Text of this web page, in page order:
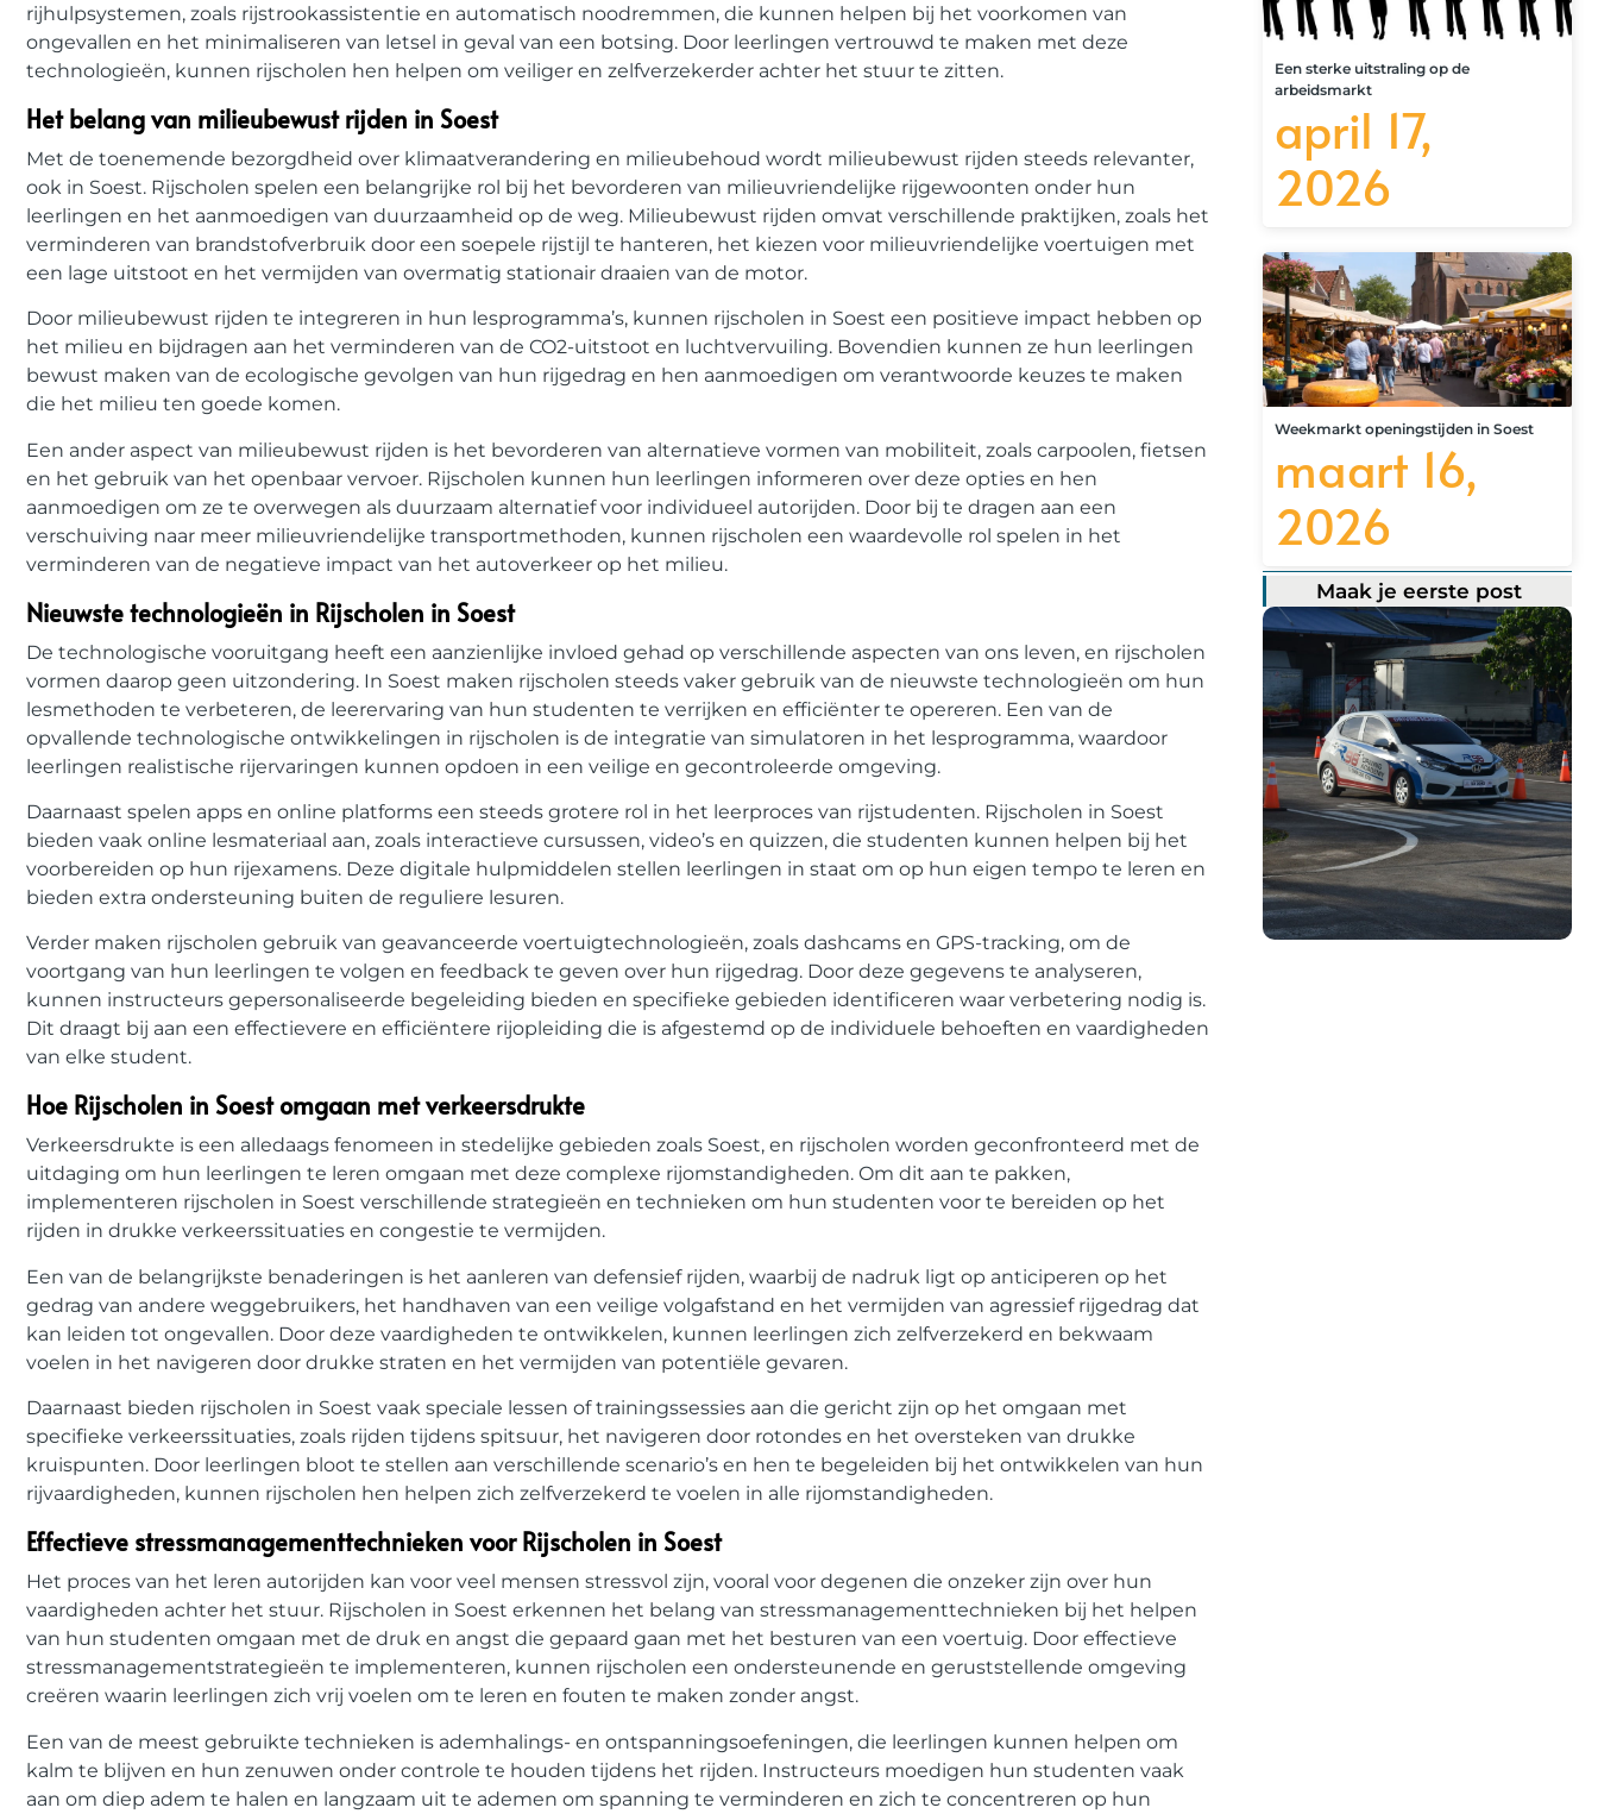
rijhulpsystemen, zoals rijstrookassistentie en automatisch noodremmen, die kunnen helpen bij het voorkomen van
ongevallen en het minimaliseren van letsel in geval van een botsing. Door leerlingen vertrouwd te maken met deze
technologieën, kunnen rijscholen hen helpen om veiliger en zelfverzekerder achter het stuur te zitten.
Het belang van milieubewust rijden in Soest
Met de toenemende bezorgdheid over klimaatverandering en milieubehoud wordt milieubewust rijden steeds relevanter,
ook in Soest. Rijscholen spelen een belangrijke rol bij het bevorderen van milieuvriendelijke rijgewoonten onder hun
leerlingen en het aanmoedigen van duurzaamheid op de weg. Milieubewust rijden omvat verschillende praktijken, zoals het
verminderen van brandstofverbruik door een soepele rijstijl te hanteren, het kiezen voor milieuvriendelijke voertuigen met
een lage uitstoot en het vermijden van overmatig stationair draaien van de motor.
Door milieubewust rijden te integreren in hun lesprogramma’s, kunnen rijscholen in Soest een positieve impact hebben op
het milieu en bijdragen aan het verminderen van de CO2-uitstoot en luchtvervuiling. Bovendien kunnen ze hun leerlingen
bewust maken van de ecologische gevolgen van hun rijgedrag en hen aanmoedigen om verantwoorde keuzes te maken
die het milieu ten goede komen.
Een ander aspect van milieubewust rijden is het bevorderen van alternatieve vormen van mobiliteit, zoals carpoolen, fietsen
en het gebruik van het openbaar vervoer. Rijscholen kunnen hun leerlingen informeren over deze opties en hen
aanmoedigen om ze te overwegen als duurzaam alternatief voor individueel autorijden. Door bij te dragen aan een
verschuiving naar meer milieuvriendelijke transportmethoden, kunnen rijscholen een waardevolle rol spelen in het
verminderen van de negatieve impact van het autoverkeer op het milieu.
Nieuwste technologieën in Rijscholen in Soest
De technologische vooruitgang heeft een aanzienlijke invloed gehad op verschillende aspecten van ons leven, en rijscholen
vormen daarop geen uitzondering. In Soest maken rijscholen steeds vaker gebruik van de nieuwste technologieën om hun
lesmethoden te verbeteren, de leerervaring van hun studenten te verrijken en efficiënter te opereren. Een van de
opvallende technologische ontwikkelingen in rijscholen is de integratie van simulatoren in het lesprogramma, waardoor
leerlingen realistische rijervaringen kunnen opdoen in een veilige en gecontroleerde omgeving.
Daarnaast spelen apps en online platforms een steeds grotere rol in het leerproces van rijstudenten. Rijscholen in Soest
bieden vaak online lesmateriaal aan, zoals interactieve cursussen, video’s en quizzen, die studenten kunnen helpen bij het
voorbereiden op hun rijexamens. Deze digitale hulpmiddelen stellen leerlingen in staat om op hun eigen tempo te leren en
bieden extra ondersteuning buiten de reguliere lesuren.
Verder maken rijscholen gebruik van geavanceerde voertuigtechnologieën, zoals dashcams en GPS-tracking, om de
voortgang van hun leerlingen te volgen en feedback te geven over hun rijgedrag. Door deze gegevens te analyseren,
kunnen instructeurs gepersonaliseerde begeleiding bieden en specifieke gebieden identificeren waar verbetering nodig is.
Dit draagt bij aan een effectievere en efficiëntere rijopleiding die is afgestemd op de individuele behoeften en vaardigheden
van elke student.
Hoe Rijscholen in Soest omgaan met verkeersdrukte
Verkeersdrukte is een alledaags fenomeen in stedelijke gebieden zoals Soest, en rijscholen worden geconfronteerd met de
uitdaging om hun leerlingen te leren omgaan met deze complexe rijomstandigheden. Om dit aan te pakken,
implementeren rijscholen in Soest verschillende strategieën en technieken om hun studenten voor te bereiden op het
rijden in drukke verkeerssituaties en congestie te vermijden.
Een van de belangrijkste benaderingen is het aanleren van defensief rijden, waarbij de nadruk ligt op anticiperen op het
gedrag van andere weggebruikers, het handhaven van een veilige volgafstand en het vermijden van agressief rijgedrag dat
kan leiden tot ongevallen. Door deze vaardigheden te ontwikkelen, kunnen leerlingen zich zelfverzekerd en bekwaam
voelen in het navigeren door drukke straten en het vermijden van potentiële gevaren.
Daarnaast bieden rijscholen in Soest vaak speciale lessen of trainingssessies aan die gericht zijn op het omgaan met
specifieke verkeerssituaties, zoals rijden tijdens spitsuur, het navigeren door rotondes en het oversteken van drukke
kruispunten. Door leerlingen bloot te stellen aan verschillende scenario’s en hen te begeleiden bij het ontwikkelen van hun
rijvaardigheden, kunnen rijscholen hen helpen zich zelfverzekerd te voelen in alle rijomstandigheden.
Effectieve stressmanagementtechnieken voor Rijscholen in Soest
Het proces van het leren autorijden kan voor veel mensen stressvol zijn, vooral voor degenen die onzeker zijn over hun
vaardigheden achter het stuur. Rijscholen in Soest erkennen het belang van stressmanagementtechnieken bij het helpen
van hun studenten omgaan met de druk en angst die gepaard gaan met het besturen van een voertuig. Door effectieve
stressmanagementstrategieën te implementeren, kunnen rijscholen een ondersteunende en geruststellende omgeving
creëren waarin leerlingen zich vrij voelen om te leren en fouten te maken zonder angst.
Een van de meest gebruikte technieken is ademhalings- en ontspanningsoefeningen, die leerlingen kunnen helpen om
kalm te blijven en hun zenuwen onder controle te houden tijdens het rijden. Instructeurs moedigen hun studenten vaak
aan om diep adem te halen en langzaam uit te ademen om spanning te verminderen en zich te concentreren op hun
Een sterke uitstraling op de
arbeidsmarkt
april 17,
2026
Weekmarkt openingstijden in Soest
maart 16,
2026
Maak je eerste post